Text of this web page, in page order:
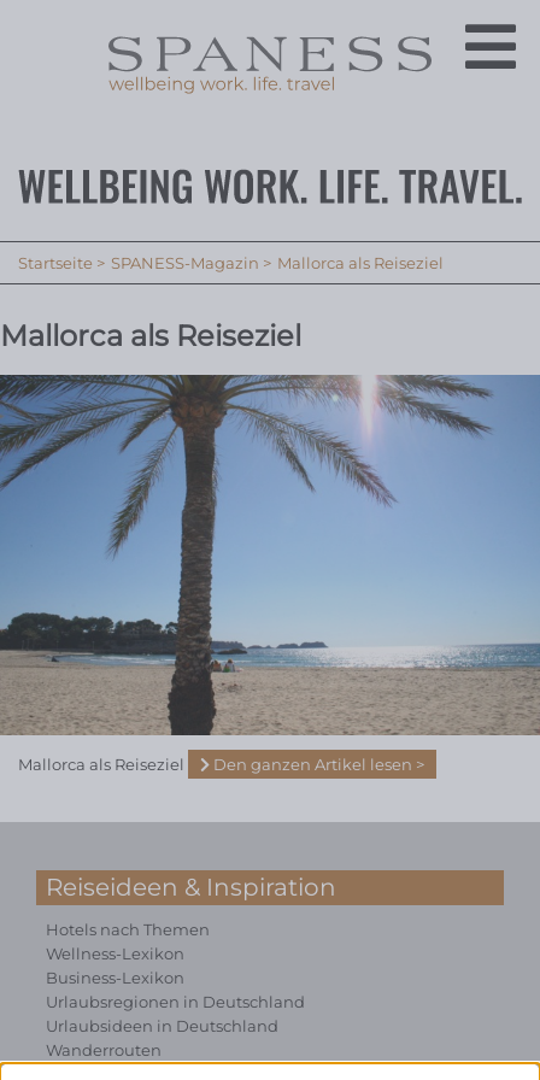
Startseite SPANESS-Magazin Mallorca als Reiseziel
Mallorca als Reiseziel
Mallorca als Reiseziel Den ganzen Artikel lesen
Reiseideen & Inspiration
Hotels nach Themen
Wellness-Lexikon
Business-Lexikon
Urlaubsregionen in Deutschland
Urlaubsideen in Deutschland
Wanderrouten